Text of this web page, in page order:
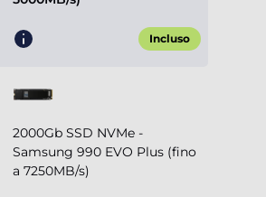
Incluso
2000Gb SSD NVMe -
Samsung 990 EVO Plus (fino
a 7250MB/s)